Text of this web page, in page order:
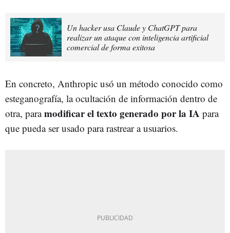
Un hacker usa Claude y ChatGPT para
realizar un ataque con inteligencia artificial
comercial de forma exitosa
En concreto, Anthropic usó un método conocido como
esteganografía, la ocultación de información dentro de
otra, paramodificar el texto generado por la IA para
que pueda ser usado para rastrear a usuarios.